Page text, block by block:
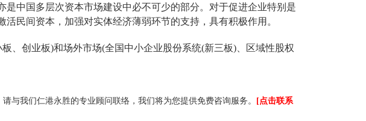
中国多层次资本市场建设中必不可少的部分。对于促进企业特别是
民间资本，加强对实体经济薄弱环节的支持，具有积极作用。
、创业板)和场外市场(全国中小企业股份系统(新三板)、区域性股权
与我们仁港永胜的专业顾问联络，我们将为您提供免费咨询服务。
[点击联系